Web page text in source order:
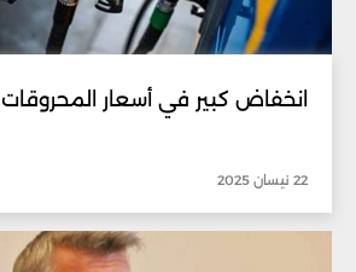
انخفاض كبير في أسعار المحروقات
22 نيسان 2025